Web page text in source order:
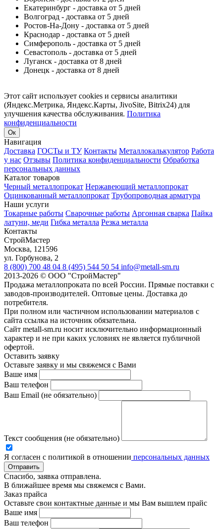
Екатеринбург - доставка от 5 дней
Волгоград - доставка от 5 дней
Ростов-На-Дону - доставка от 5 дней
Краснодар - доставка от 5 дней
Симферополь - доставка от 5 дней
Севастополь - доставка от 5 дней
Луганск - доставка от 8 дней
Донецк - доставка от 8 дней
Этот сайт использует cookies и сервисы аналитики
(Яндекс.Метрика, Яндекс.Карты, JivoSite, Bitrix24) для
улучшения качества обслуживания. Политика
конфиденциальности
Ок
Навигация
Доставка ГОСТы и ТУ Контакты Металлокалькулятор Работа
у нас Отзывы Политика конфиденциальности Обработка
персональных данных
Каталог товаров
Черный металлопрокат Нержавеющий металлопрокат
Оцинкованный металлопрокат Трубопроводная арматура
Наши услуги
Токарные работы Сварочные работы Аргонная сварка Пайка
латуни, меди Гибка металла Резка металла
Контакты
СтройМастер
Москва, 121596
ул. Горбунова, 2
8 (800) 700 48 04 8 (495) 544 50 54 info@metall-sm.ru
2013-2026 © ООО "СтройМастер"
Продажа металлопроката по всей России. Прямые поставки с
заводов-производителей. Оптовые цены. Доставка до
потребителя.
При полном или частичном использовании материалов с
сайта ссылка на источник обязательна.
Сайт metall-sm.ru носит исключительно информационный
характер и не при каких условиях не является публичной
офертой.
Оставить заявку
Оставьте заявку и мы свяжемся с Вами
Ваше имя
Ваш телефон
Ваш Email (не обязательно)
Текст сообщения (не обязательно)
Я согласен с политикой в отношении персональных данных
Отправить
Спасибо, заявка отправлена.
В ближайшее время мы свяжемся с Вами.
Заказ прайса
Оставьте свои контактные данные и мы Вам вышлем прайс
Ваше имя
Ваш телефон